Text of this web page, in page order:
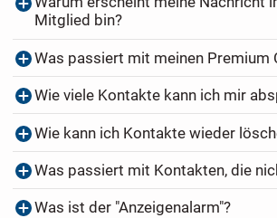
Mitglied bin?
Was passiert mit meinen Premium
Wie viele Kontakte kann ich mir
Wie kann ich Kontakte wieder
Was passiert mit Kontakten, die
Was ist der "Anzeigenalarm"?